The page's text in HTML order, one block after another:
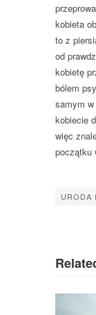
kobieta
to z
od
kobietę
bólem
samym
kobiecie
więc
początku
URODA